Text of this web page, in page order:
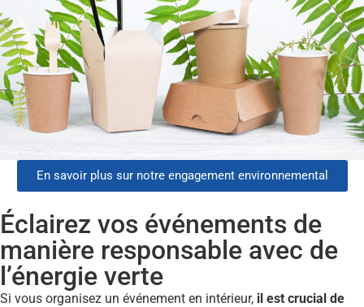
En savoir plus sur notre engagement environnemental
Éclairez vos événements de
manière responsable avec de
l’énergie verte
Si vous organisez un événement en intérieur, il est crucial de